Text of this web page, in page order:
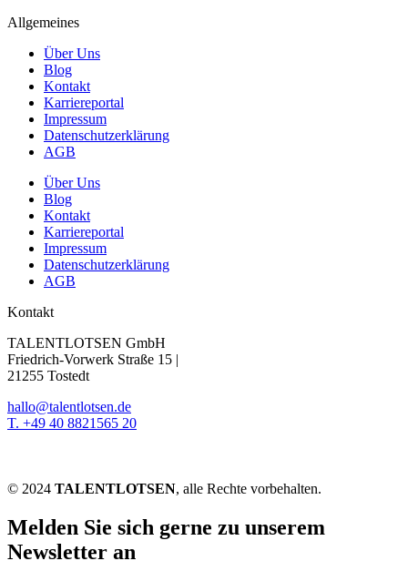
Allgemeines
Über Uns
Blog
Kontakt
Karriereportal
Impressum
Datenschutzerklärung
AGB
Über Uns
Blog
Kontakt
Karriereportal
Impressum
Datenschutzerklärung
AGB
Kontakt
TALENTLOTSEN GmbH
Friedrich-Vorwerk Straße 15 |
21255 Tostedt
hallo@talentlotsen.de
T. +49 40 8821565 20
© 2024 TALENTLOTSEN, alle Rechte vorbehalten.
Melden Sie sich gerne zu unserem
Newsletter an